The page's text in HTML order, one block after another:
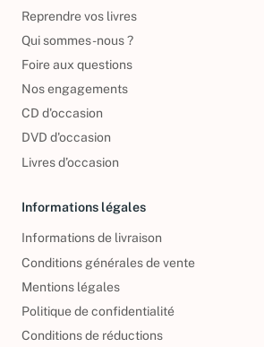
Reprendre vos livres
Qui sommes-nous ?
Foire aux questions
Nos engagements
CD d'occasion
DVD d'occasion
Livres d’occasion
Informations légales
Informations de livraison
Conditions générales de vente
Mentions légales
Politique de confidentialité
Conditions de réductions